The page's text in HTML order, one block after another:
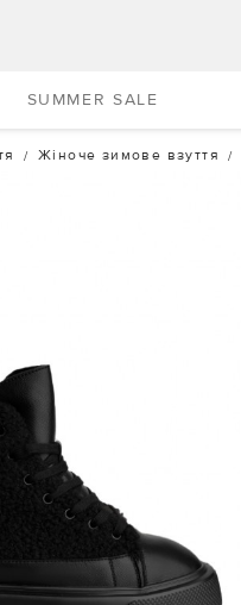
SUMMER SALE
Жіноче зимове взуття